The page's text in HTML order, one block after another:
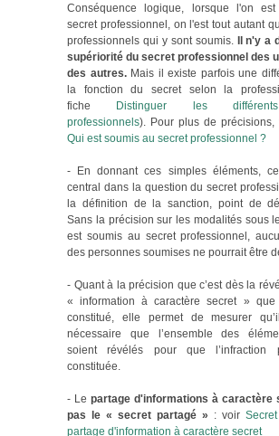
Conséquence logique, lorsque l'on
secret professionnel, on l'est tout autant
professionnels qui y sont soumis.
Il n'y a
supériorité du secret professionnel des
des autres.Mais il existe parfois une
la fonction du secret selon la
fiche
Distinguer les
professionnels). Pour plus de précisions,
Qui est soumis au secret professionnel ?
- En donnant ces simples éléments,
central dans la question du secret
la définition de la sanction, point de
Sans la précision sur les modalités sous
est soumis au secret professionnel,
des personnes soumises ne pourrait être
- Quant à la précision que c’est dès la
« information à caractère secret »
constitué, elle permet de mesurer
nécessaire que l’ensemble des
soient révélés pour que l’infraction
constituée.
- Le partage d'informations à caractère
pas le « secret partagé » : voir
partage d'information à caractère secret